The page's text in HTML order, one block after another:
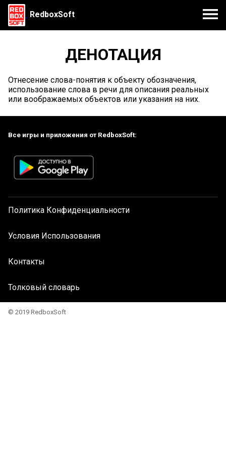
RedboxSoft
ДЕНОТАЦИЯ
Отнесение слова-понятия к объекту обозначения,
использование слова в речи для описания реальных
или воображаемых объектов или указания на них.
Все игры и приложения от RedboxSoft:
Политика Конфиденциальности
Условия Использования
Контакты
Толковый словарь
© 2019 RedboxSoft